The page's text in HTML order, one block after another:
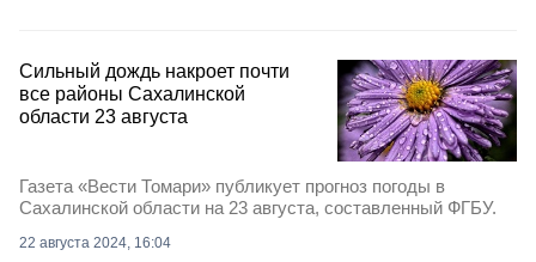
Сильный дождь накроет почти
все районы Сахалинской
области 23 августа
Газета «Вести Томари» публикует прогноз погоды в
Сахалинской области на 23 августа, составленный ФГБУ.
22 августа 2024, 16:04